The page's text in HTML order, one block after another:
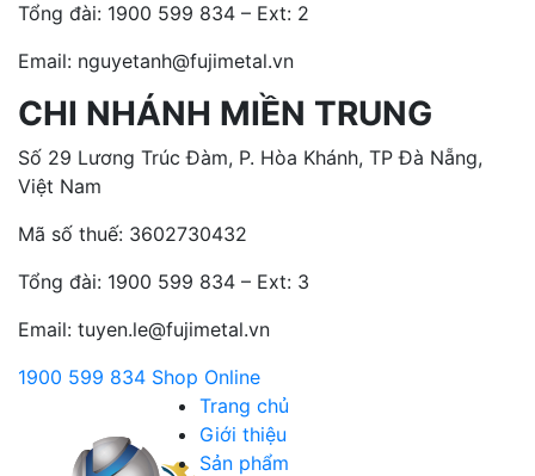
Tổng đài: 1900 599 834 – Ext: 2
Email: nguyetanh@fujimetal.vn
CHI NHÁNH MIỀN TRUNG
Số 29 Lương Trúc Đàm, P. Hòa Khánh, TP Đà Nẵng,
Việt Nam
Mã số thuế: 3602730432
Tổng đài: 1900 599 834 – Ext: 3
Email: tuyen.le@fujimetal.vn
1900 599 834 Shop Online
Trang chủ
Giới thiệu
Sản phẩm